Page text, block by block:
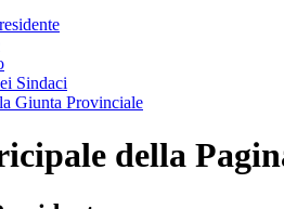
Sindaci
Giunta Provinciale
della